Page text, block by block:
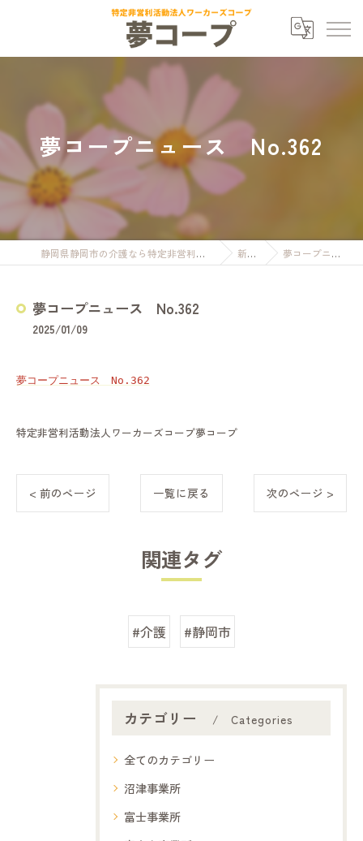
夢コープニュース No.362
静岡県静岡市の介護なら特定非営利活動法人ワーカーズコープ夢コープ 新着情報 夢コープニュース No.362
夢コープニュース No.362
2025/01/09
夢コープニュース　No.362
特定非営利活動法人ワーカーズコープ夢コープ
< 前のページ 一覧に戻る 次のページ >
関連タグ
#介護 #静岡市
カテゴリー Categories
全てのカテゴリー
沼津事業所
富士事業所